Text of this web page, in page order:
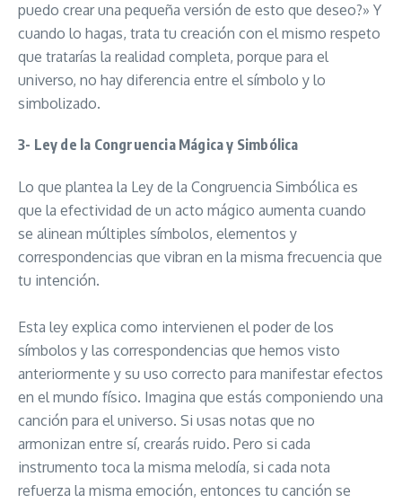
puedo crear una pequeña versión de esto que deseo?» Y
cuando lo hagas, trata tu creación con el mismo respeto
que tratarías la realidad completa, porque para el
universo, no hay diferencia entre el símbolo y lo
simbolizado.
3- Ley de la Congruencia Mágica y Simbólica
Lo que plantea la Ley de la Congruencia Simbólica es
que la efectividad de un acto mágico aumenta cuando
se alinean múltiples símbolos, elementos y
correspondencias que vibran en la misma frecuencia que
tu intención.
Esta ley explica como intervienen el poder de los
símbolos y las correspondencias que hemos visto
anteriormente y su uso correcto para manifestar efectos
en el mundo físico. Imagina que estás componiendo una
canción para el universo. Si usas notas que no
armonizan entre sí, crearás ruido. Pero si cada
instrumento toca la misma melodía, si cada nota
refuerza la misma emoción, entonces tu canción se